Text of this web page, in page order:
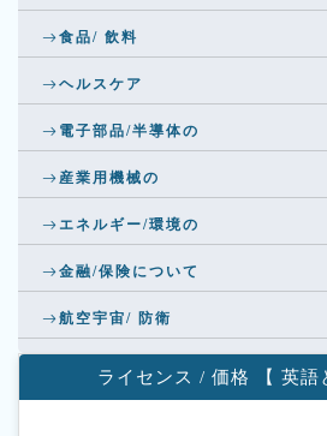
食品/ 飲料
ヘルスケア
電子部品/半導体の
産業用機械の
エネルギー/環境の
金融/保険について
航空宇宙/ 防衛
ライセンス / 価格 【 英語